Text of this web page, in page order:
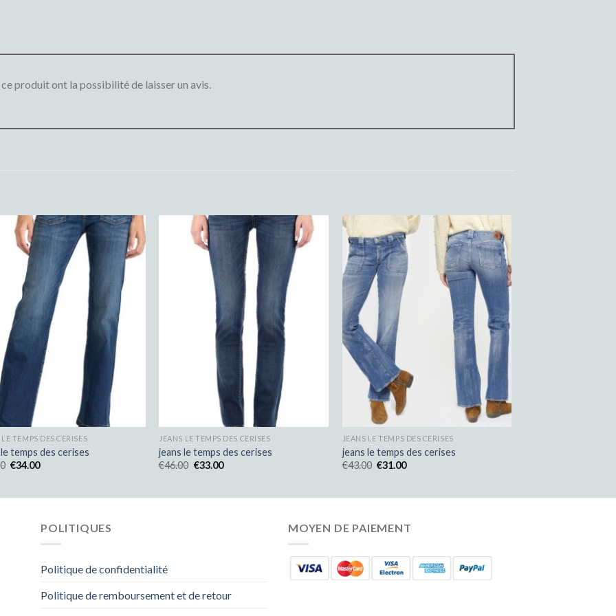
produit ont la possibilité de laisser un avis.
TEMPS DES CERISES
temps des cerises
€34.00
JEANS LE TEMPS DES CERISES
jeans le temps des cerises
€46.00 €33.00
JEANS LE TEMPS DES CERISES
jeans le temps des cerises
€43.00 €31.00
POLITIQUES
Politique de confidentialité
Politique de remboursement et de retour
MOYEN DE PAIEMENT